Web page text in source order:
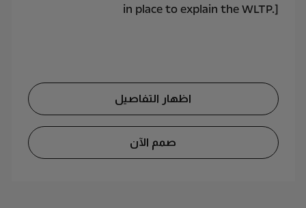
in place to explain the WLTP.]
اظهار التفاصيل
صمم الآن